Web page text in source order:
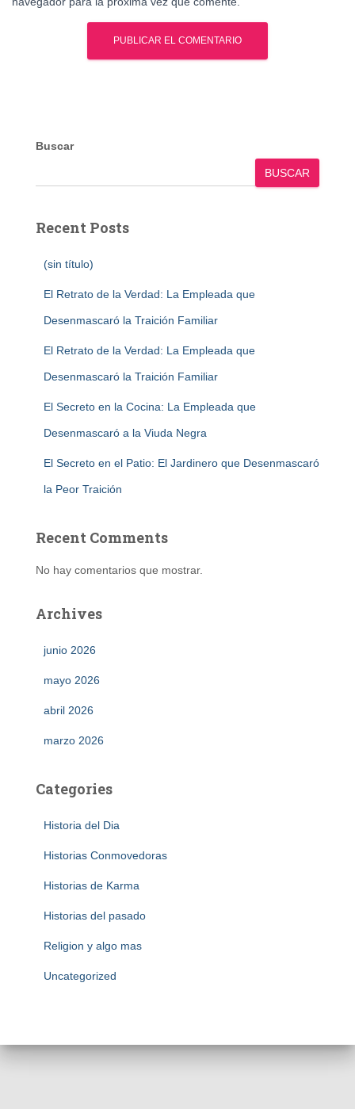
Buscar
BUSCAR
Recent Posts
(sin título)
El Retrato de la Verdad: La Empleada que
Desenmascaró la Traición Familiar
El Retrato de la Verdad: La Empleada que
Desenmascaró la Traición Familiar
El Secreto en la Cocina: La Empleada que
Desenmascaró a la Viuda Negra
El Secreto en el Patio: El Jardinero que Desenmascaró
la Peor Traición
Recent Comments
No hay comentarios que mostrar.
Archives
junio 2026
mayo 2026
abril 2026
marzo 2026
Categories
Historia del Dia
Historias Conmovedoras
Historias de Karma
Historias del pasado
Religion y algo mas
Uncategorized